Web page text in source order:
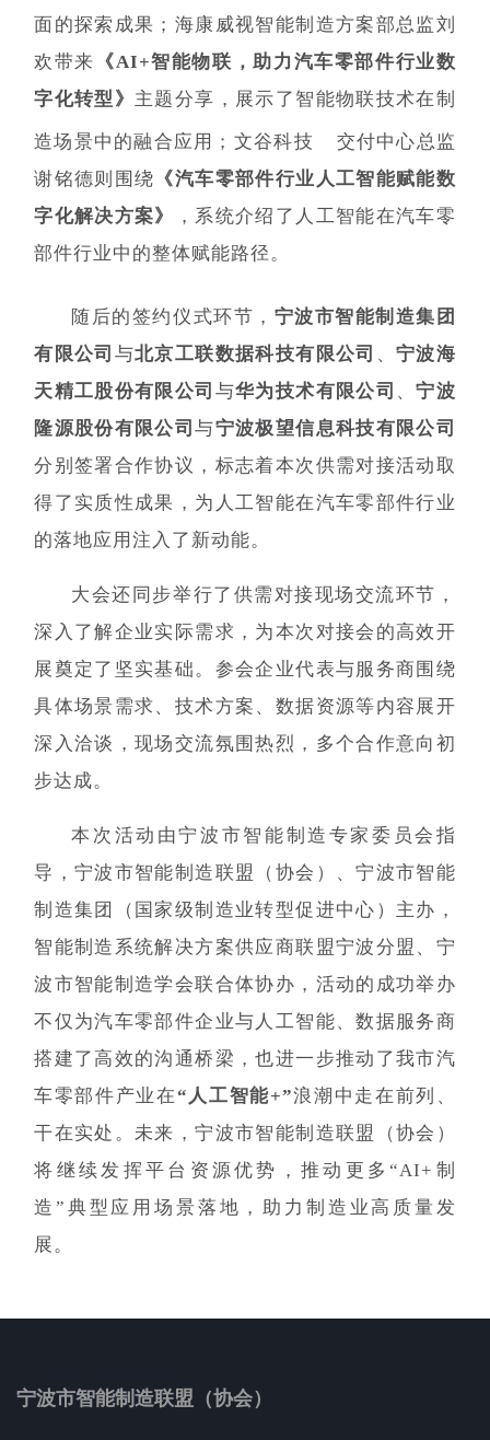
面的探索成果；海康威视智能制造方案部总监刘
欢带来 《AI+智能物联，助力汽车零部件行业数
字化转型》 主题分享，展示了智能物联技术在制
造场景中的融合应用； 文谷科技
交付中心总监
谢铭德则围绕 《汽车零部件行业人工智能赋能数
字化解决方案》
，系统介绍了人工智能在汽车零
部件行业中的整体赋能路径。
随后的签约仪式环节， 宁波市智能制造集团
有限公司 与北京工联数据科技有限公司 、宁波海
天精工股份有限公司 与华为技术有限公司 、宁波
隆源股份有限公司与宁波极望信息科技有限公司
分别签署合作协议，标志着本次供需对接活动取
得了实质性成果，为人工智能在汽车零部件行业
的落地应用注入了新动能。
大会还同步举行了供需对接现场交流环节，
深入了解企业实际需求，为本次对接会的高效开
展奠定了坚实基础。参会企业代表与服务商围绕
具体场景需求、技术方案、数据资源等内容展开
深入洽谈，现场交流氛围热烈，多个合作意向初
步达成。
本次活动 由宁波市智能制造专家委员会指
导，宁波市智能制造联盟（协会）、宁波市智能
制造集团（国家级制造业转型促进中心）主办，
智能制造系统解决方案供应商联盟宁波分盟、宁
波市智能制造学会联合体协办，活动的成功举办
不仅为汽车零部件企业与人工智能、数据服务商
搭建了高效的沟通桥梁，也进一步推动了我市汽
车零部件产业在 “人工智能+”浪潮中走在前列、
干在实处。未来，宁波市智能制造联盟（协会）
将继续发挥平台资源优势，推动更多“AI+制
造”典型应用场景落地，助力制造业高质量发
展。
宁波市智能制造联盟（协会）